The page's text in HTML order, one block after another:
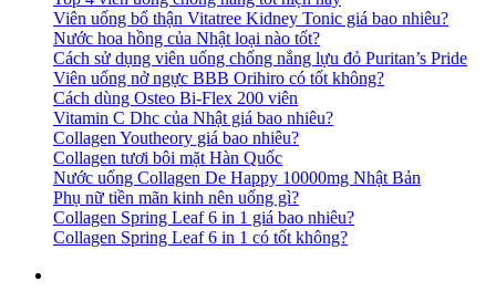
Viên uống bổ thận Vitatree Kidney Tonic giá bao nhiêu?
Nước hoa hồng của Nhật loại nào tốt?
Cách sử dụng viên uống chống nắng lựu đỏ Puritan’s Pride
Viên uống nở ngực BBB Orihiro có tốt không?
Cách dùng Osteo Bi-Flex 200 viên
Vitamin C Dhc của Nhật giá bao nhiêu?
Collagen Youtheory giá bao nhiêu?
Collagen tươi bôi mặt Hàn Quốc
Nước uống Collagen De Happy 10000mg Nhật Bản
Phụ nữ tiền mãn kinh nên uống gì?
Collagen Spring Leaf 6 in 1 giá bao nhiêu?
Collagen Spring Leaf 6 in 1 có tốt không?